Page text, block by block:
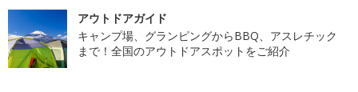
アウトドアガイド
キャンプ場、グランピングからBBQ、アスレチック
まで！全国のアウトドアスポットをご紹介